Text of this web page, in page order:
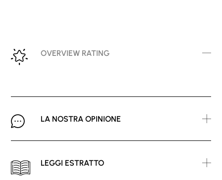
OVERVIEW RATING
LA NOSTRA OPINIONE
LEGGI ESTRATTO